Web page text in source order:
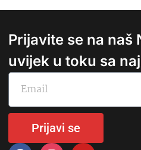
Prijavite se na naš
uvijek u toku sa
Prijavi se